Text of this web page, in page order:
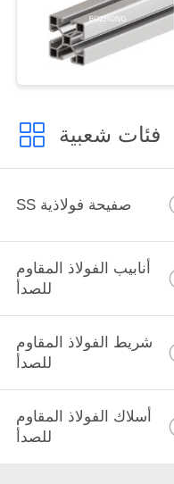
فئات شعبية
SS صفيحة فولاذية
أنابيب الفولاذ المقاوم
للصدأ
شريط الفولاذ المقاوم
للصدأ
أسلاك الفولاذ المقاوم
للصدأ